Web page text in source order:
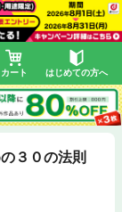
カート はじめての方へ
３０の法則